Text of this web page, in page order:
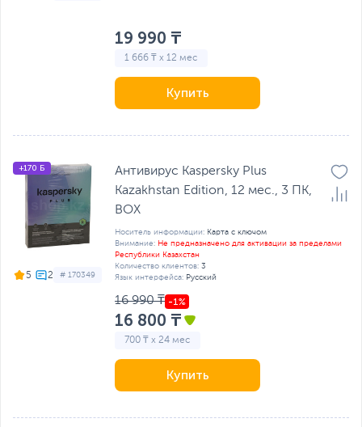
19 990 ₸
1 666 ₸ x 12 мес
Купить
5 # 170349
+170 Б
Антивирус Kaspersky Plus
Kazakhstan Edition, 12 мес., 3 ПК,
BOX
Носитель информации: Карта с ключом
Внимание: Не предназначено для активации за пределами
Республики Казахстан
Количество клиентов: 3
Язык интерфейса: Русский
16 990 ₸
16 800 ₸
700 ₸ x 24 мес
Купить